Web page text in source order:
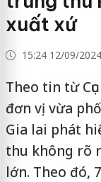
xuất xứ
15:24 12/09/2024
Theo tin từ
đơn vị vừa
Gia lai phát
thu không rõ
lớn. Theo đó,